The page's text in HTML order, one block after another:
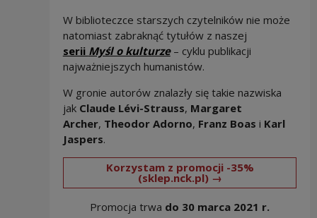
W biblioteczce starszych czytelników nie może
natomiast zabraknąć tytułów z naszej
serii Myśl o kulturzeNote, the link will open in
– cyklu publikacji
najważniejszych humanistów.
W gronie autorów znalazły się takie nazwiska
jakClaude Lévi-Strauss, Margaret
Archer, Theodor Adorno, Franz Boas i Karl
Jaspers.
Korzystam z promocji -35%
(sklep.nck.pl) →Note, the link will
Promocja trwa do 30 marca 2021 r.